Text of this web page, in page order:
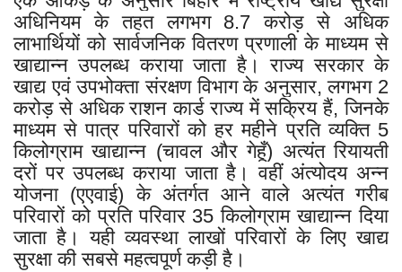
अधिनियम के तहत लगभग 8.7 करोड़ से अधिक
लाभार्थियों को सार्वजनिक वितरण प्रणाली के माध्यम से
खाद्यान्न उपलब्ध कराया जाता है। राज्य सरकार के
खाद्य एवं उपभोक्ता संरक्षण विभाग के अनुसार, लगभग 2
करोड़ से अधिक राशन कार्ड राज्य में सक्रिय हैं, जिनके
माध्यम से पात्र परिवारों को हर महीने प्रति व्यक्ति 5
किलोग्राम खाद्यान्न (चावल और गेहूँ) अत्यंत रियायती
दरों पर उपलब्ध कराया जाता है। वहीं अंत्योदय अन्न
योजना (एएवाई) के अंतर्गत आने वाले अत्यंत गरीब
परिवारों को प्रति परिवार 35 किलोग्राम खाद्यान्न दिया
जाता है। यही व्यवस्था लाखों परिवारों के लिए खाद्य
सुरक्षा की सबसे महत्वपूर्ण कड़ी है।